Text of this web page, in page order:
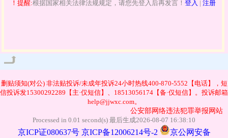
！提醒:根据国家相关法律法规规定，请您先登入后再发言！ 登入 | 注册
删贴须知(对公)非法贴投诉/未成年投诉24小时热线400-870-5552【电话】，短
信投诉发15300292289【主·仅短信】、18513056174【备·仅短信】。投诉邮箱
help@jjwxc.com。
公安部网络违法犯罪举报网站
Processed in 0.01 second(s) 最后生成2026-08-07 16:38:10
京ICP证080637号 京ICP备12006214号-2
京公网安备